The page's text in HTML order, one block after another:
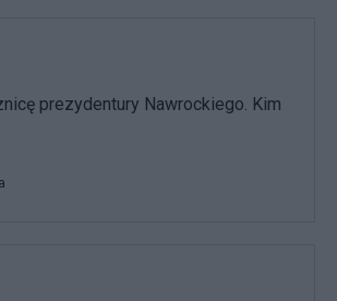
prezydentury Nawrockiego. Kim